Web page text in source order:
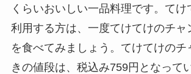
くらいおいしい一品料理です。てけ
利用する方は、一度てけてけのチャ
を食べてみましょう。てけてけのチ
きの値段は、税込み759円となって